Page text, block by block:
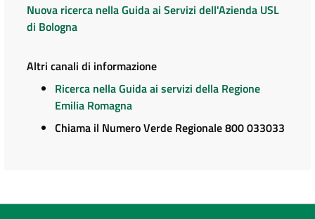
Nuova ricerca nella Guida ai Servizi dell'Azienda USL
di Bologna
Altri canali di informazione
Ricerca nella Guida ai servizi della Regione
Emilia Romagna
Chiama il Numero Verde Regionale 800 033033